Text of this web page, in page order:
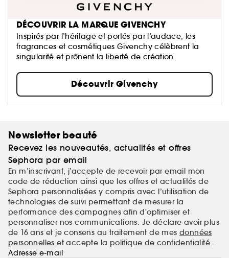
DÉCOUVRIR LA MARQUE GIVENCHY
Inspirés par l’héritage et portés par l’audace, les
fragrances et cosmétiques Givenchy célèbrent la
singularité et prônent la liberté de création.
Découvrir Givenchy
Newsletter beauté
Recevez les nouveautés, actualités et offres
Sephora par email
En m’inscrivant, j’accepte de recevoir par email mon
code de réduction ainsi que les offres et actualités de
Sephora personnalisées y compris avec l’utilisation de
technologies de suivi permettant de mesurer la
performance des campagnes afin d'optimiser et
personnaliser nos communications. Je déclare avoir plus
de 16 ans et je consens au traitement de mes données
personnelleset accepte la politique de confidentialité .
Adresse e-mail